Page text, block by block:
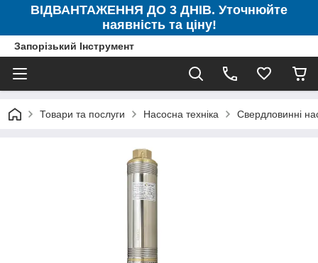
ВІДВАНТАЖЕННЯ ДО 3 ДНІВ. Уточнюйте
наявність та ціну!
Запорізький Інструмент
Товари та послуги Насосна техніка Свердловинні